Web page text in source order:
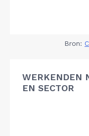
Bron:
WERKENDEN
EN SECTOR